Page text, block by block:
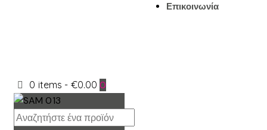
Επικοινωνία
0 items - €0.00 0